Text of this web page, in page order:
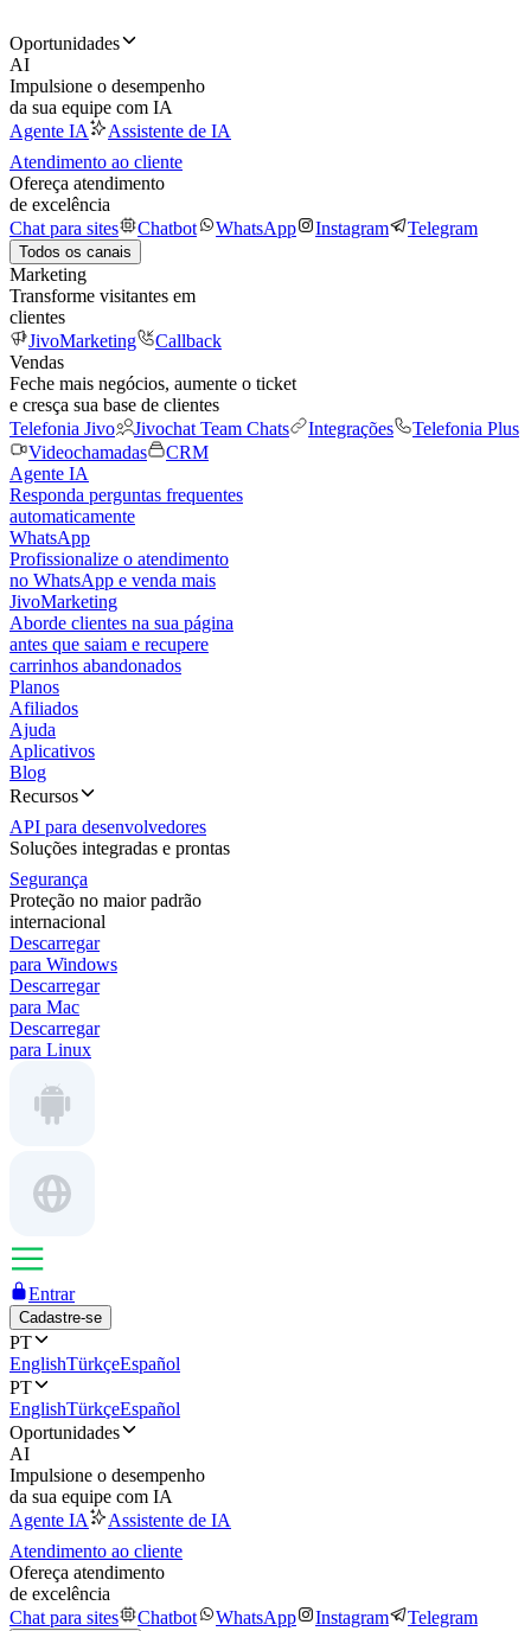
Oportunidades
AI
Impulsione o desempenho
da sua equipe com IA
Agente IA
Assistente de IA
Atendimento ao cliente
Ofereça atendimento
de excelência
Chat para sites
Chatbot WhatsApp Instagram Telegram
Todos os canais
Marketing
Transforme visitantes em
clientes
JivoMarketing
Callback
Vendas
Feche mais negócios, aumente o ticket
e cresça sua base de clientes
Telefonia Jivo
Jivochat Team Chats Integrações
Telefonia Plus
Videochamadas
CRM
Agente IA
Responda perguntas frequentes
automaticamente
WhatsApp
Profissionalize o atendimento
no WhatsApp e venda mais
JivoMarketing
Aborde clientes na sua página
antes que saiam e recupere
carrinhos abandonados
Planos
Afiliados
Ajuda
Aplicativos
Blog
Recursos
API para desenvolvedores
Soluções integradas e prontas
Segurança
Proteção no maior padrão
internacional
Descarregar
para Windows
Descarregar
para Mac
Descarregar
para Linux
Entrar
Cadastre-se
PT
EnglishTürkçeEspañol
PT
EnglishTürkçeEspañol
Oportunidades
AI
Impulsione o desempenho
da sua equipe com IA
Agente IA
Assistente de IA
Atendimento ao cliente
Ofereça atendimento
de excelência
Chat para sites
Chatbot WhatsApp Instagram Telegram